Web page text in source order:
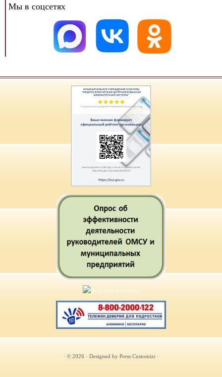
Мы в соцсетях
· © 2026 · Designed by Press Customizr·